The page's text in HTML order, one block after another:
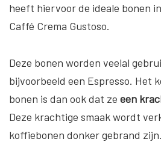
heeft hiervoor de ideale bonen
Caffé Crema Gustoso.
Deze bonen worden veelal
bijvoorbeeld een Espresso. Het
bonen is dan ook dat ze een
Deze krachtige smaak wordt
koffiebonen donker gebrand zijn.